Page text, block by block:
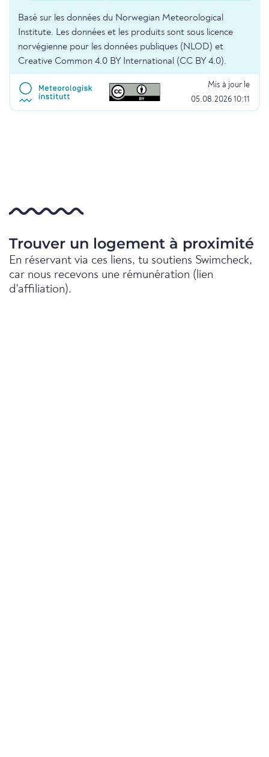
Basé sur les données du Norwegian Meteorological
Institute. Les données et les produits sont sous licence
norvégienne pour les données publiques (NLOD) et
Creative Common 4.0 BY International (CC BY 4.0).
Mis à jour le
05.08.2026 10:11
Trouver un logement à proximité
En réservant via ces liens, tu soutiens Swimcheck,
car nous recevons une rémunération (lien
d'affiliation).